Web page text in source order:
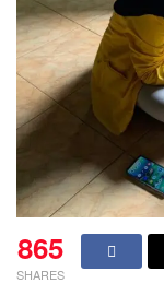
865
SHARES